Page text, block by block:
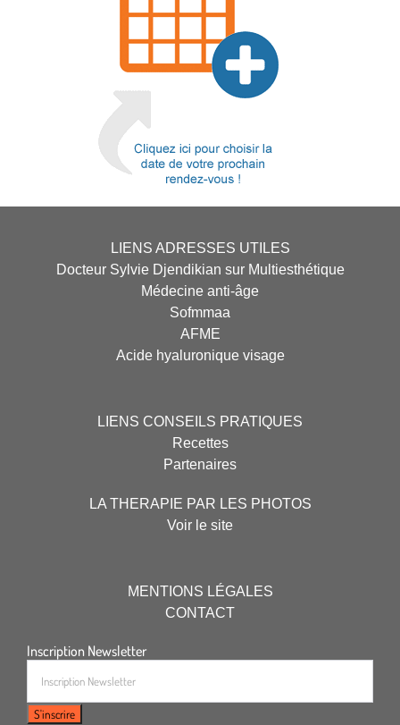
LIENS ADRESSES UTILES
Docteur Sylvie Djendikian sur Multiesthétique
Médecine anti-âge
Sofmmaa
AFME
Acide hyaluronique visage
LIENS CONSEILS PRATIQUES
Recettes
Partenaires
LA THERAPIE PAR LES PHOTOS
Voir le site
MENTIONS LÉGALES
CONTACT
Inscription Newsletter